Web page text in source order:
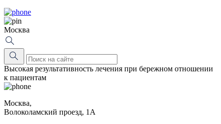
Москва
Высокая результативность лечения при бережном отношении
к пациентам
Москва,
Волоколамский проезд, 1А